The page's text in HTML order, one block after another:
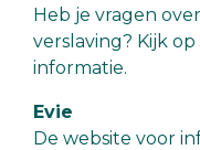
Heb je vragen
verslaving? Kijk op
informatie.
Evie
De website voor